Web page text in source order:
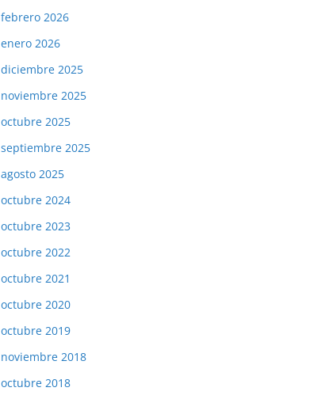
febrero 2026
enero 2026
diciembre 2025
noviembre 2025
octubre 2025
septiembre 2025
agosto 2025
octubre 2024
octubre 2023
octubre 2022
octubre 2021
octubre 2020
octubre 2019
noviembre 2018
octubre 2018